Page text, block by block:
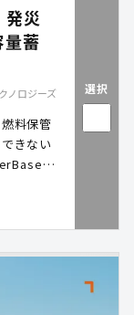
発災
蓄
ノロジーズ
料保管
きない
た大
ク
入され
可搬型
選択